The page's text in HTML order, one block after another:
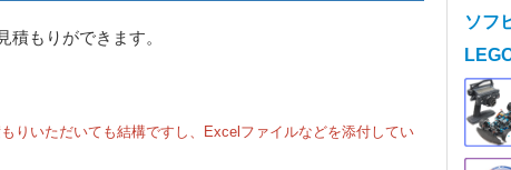
積もりができます。
りいただいても結構ですし、Excelファイルなどを添付してい
ソフ